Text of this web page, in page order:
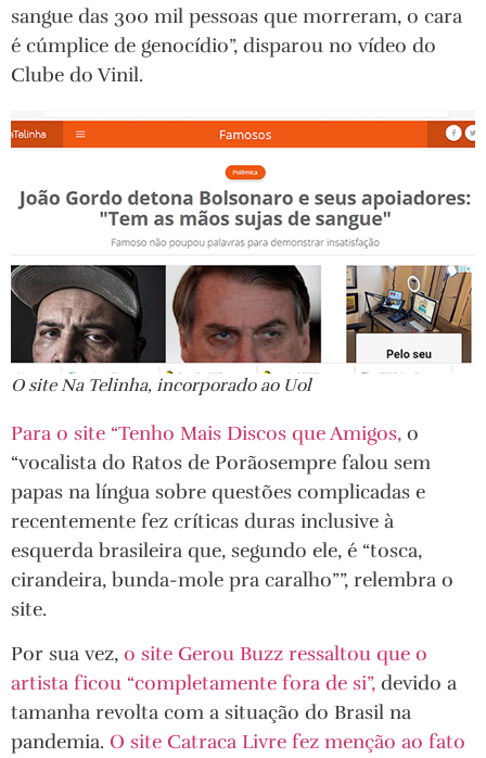
sangue das 300 mil pessoas que morreram, o cara
é cúmplice de genocídio”, disparou no vídeo do
Clube do Vinil.
O site Na Telinha, incorporado ao Uol
Para o site “Tenho Mais Discos que Amigos, o
“vocalista do Ratos de Porãosempre falou sem
papas na língua sobre questões complicadas e
recentemente fez críticas duras inclusive à
esquerda brasileira que, segundo ele, é “tosca,
cirandeira, bunda-mole pra caralho””, relembra o
site.
Por sua vez, o site Gerou Buzz ressaltou que o
artista ficou “completamente fora de si”, devido a
tamanha revolta com a situação do Brasil na
pandemia. O site Catraca Livre fez menção ao fato